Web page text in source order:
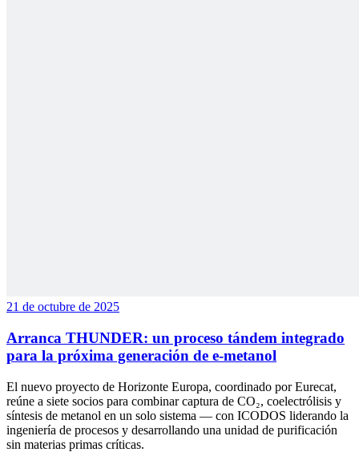
21 de octubre de 2025
Arranca THUNDER: un proceso tándem integrado
para la próxima generación de e-metanol
El nuevo proyecto de Horizonte Europa, coordinado por Eurecat,
reúne a siete socios para combinar captura de CO₂, coelectrólisis y
síntesis de metanol en un solo sistema — con ICODOS liderando la
ingeniería de procesos y desarrollando una unidad de purificación
sin materias primas críticas.